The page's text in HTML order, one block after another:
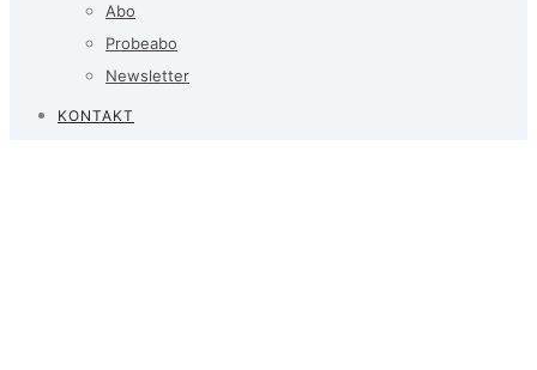
Abo
Probeabo
Newsletter
KONTAKT